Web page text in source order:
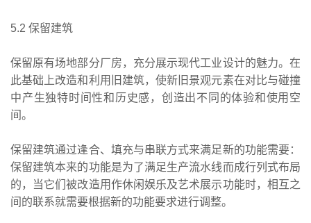
5.2 保留建筑
保留原有场地部分厂房，充分展示现代工业设计的魅力。在
此基础上改造和利用旧建筑，使新旧景观元素在对比与碰撞
中产生独特时间性和历史感，创造出不同的体验和使用空
间。
保留建筑通过逢合、填充与串联方式来满足新的功能需要：
保留建筑本来的功能是为了满足生产流水线而成行列式布局
的，当它们被改造用作休闲娱乐及艺术展示功能时，相互之
间的联系就需要根据新的功能要求进行调整。